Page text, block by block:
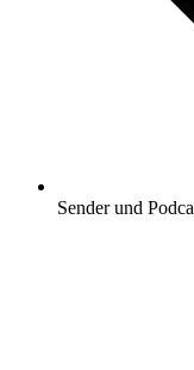
Sender und